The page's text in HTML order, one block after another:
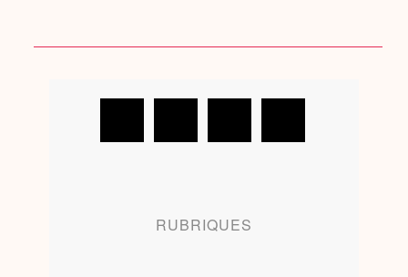
RUBRIQUES